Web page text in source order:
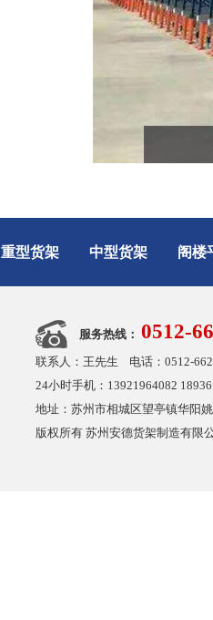
重型货架 中型货架 阁楼
服务热线： 0512-
联系人：王先生 电话：0512-
24小时手机：13921964082
地址：苏州市相城区望亭镇华阳
版权所有 苏州安德货架制造有限